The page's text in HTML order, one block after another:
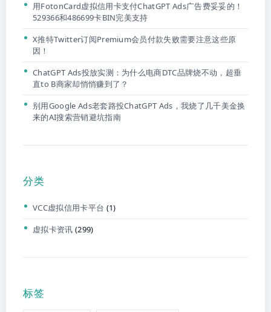
用FotonCard虚拟信用卡支付ChatGPT Ads广告费妥妥的！
529366和486699卡BIN完美支持
X推特Twitter订阅Premium会员付款失败需要注意这些原
因！
ChatGPT Ads投放实测：为什么电商DTC品牌烧不动，超垂
直to B商家却悄悄赚到了？
别用Google Ads老套路投ChatGPT Ads，我烧了几千美金换
来的AI搜索营销避坑指南
分类
VCC虚拟信用卡平台 (1)
虚拟卡资讯 (299)
标签